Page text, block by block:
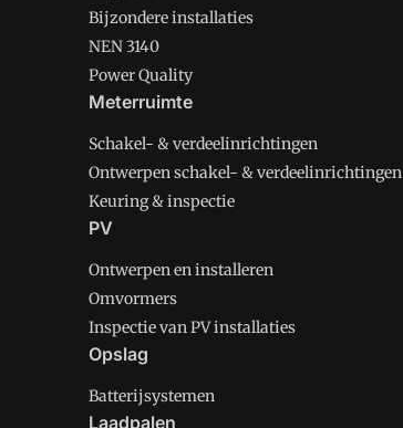
Bijzondere installaties
NEN 3140
Power Quality
Meterruimte
Schakel- & verdeelinrichtingen
Ontwerpen schakel- & verdeelinrichtingen
Keuring & inspectie
PV
Ontwerpen en installeren
Omvormers
Inspectie van PV installaties
Opslag
Batterijsystemen
Laadpalen